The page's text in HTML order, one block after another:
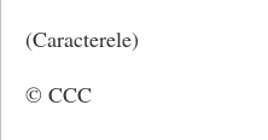
(Caracterele)
© CCC